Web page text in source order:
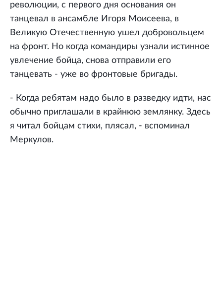
революции, с первого дня основания он
танцевал в ансамбле Игоря Моисеева, в
Великую Отечественную ушел добровольцем
на фронт. Но когда командиры узнали истинное
увлечение бойца, снова отправили его
танцевать - уже во фронтовые бригады.
- Когда ребятам надо было в разведку идти, нас
обычно приглашали в крайнюю землянку. Здесь
я читал бойцам стихи, плясал, - вспоминал
Меркулов.